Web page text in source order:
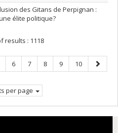
des Gitans de Perpignan :
élite politique?
results : 1118
Page
6 Page
7 Page
8 Page
9 Page
10
Next
page
per page